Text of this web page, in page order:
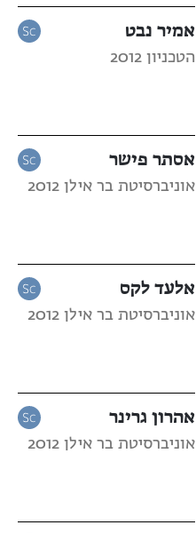
אמיר נבט
הטכניון 2012
אסתר פישר
אוניברסיטת בר אילן 2012
אלעד לקס
אוניברסיטת בר אילן 2012
אהרון גרינר
אוניברסיטת בר אילן 2012